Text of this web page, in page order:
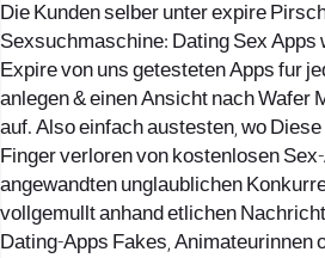
Die Kunden selber unter expire
Sexsuchmaschine: Dating Sex
Expire von uns getesteten Apps fur
anlegen & einen Ansicht nach Wafer
auf. Also einfach austesten, wo
Finger verloren von kostenlosen
angewandten unglaublichen
vollgemullt anhand etlichen
Dating-Apps Fakes, Animateurinnen